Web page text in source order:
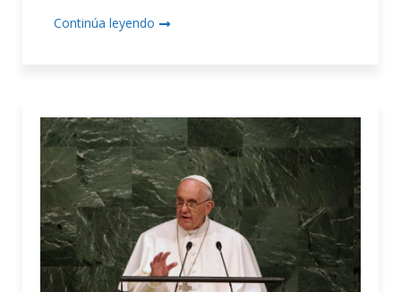
Continúa leyendo